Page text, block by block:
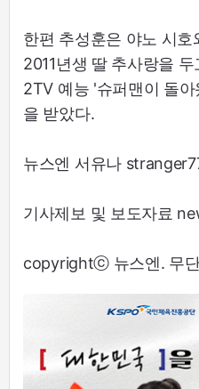
한편 추성훈은 야노 시
2011년생 딸 추사랑을
2TV 예능 '슈퍼맨이 돌
을 받았다.
뉴스엔 서유나
기사제보 및 보도자료
copyrightⓒ 뉴스엔. 무